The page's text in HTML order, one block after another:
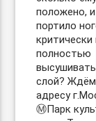
положено,
портило
полностью
слой?
адресу
Ⓜ️Парк